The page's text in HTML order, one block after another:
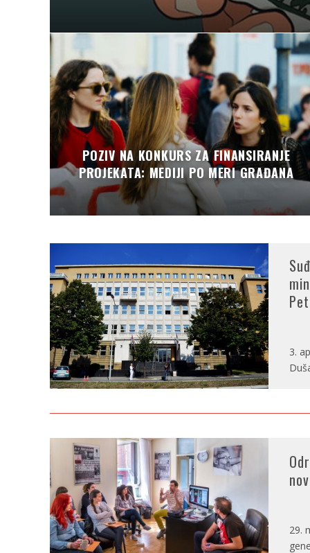
POZIV NA KONKURS ZA FINANSIRANJE
PROJEKATA: MEDIJI PO MERI GRAĐANA
3.
29.